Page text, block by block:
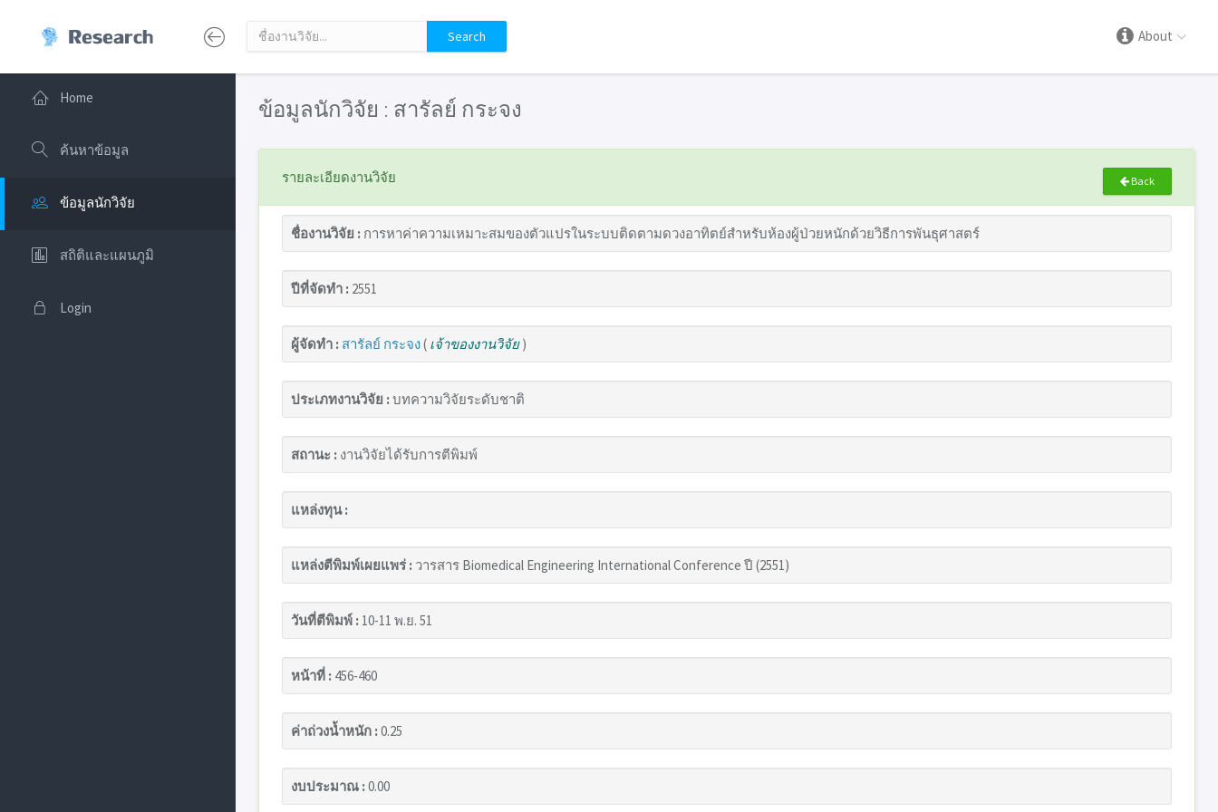
About
Home
ค้นหาข้อมูล
ข้อมูลนักวิจัย
สถิติและแผนภูมิ
Login
ข้อมูลนักวิจัย : สารัลย์ กระจง
รายละเอียดงานวิจัย Back
ชื่องานวิจัย : การหาค่าความเหมาะสมของตัวแปรในระบบติดตามดวงอาทิตย์สำหรับห้องผู้ป่วยหนักด้วยวิธีการพันธุศาสตร์
ปีที่จัดทำ : 2551
ผู้จัดทำ : สารัลย์ กระจง( เจ้าของงานวิจัย)
ประเภทงานวิจัย :บทความวิจัยระดับชาติ
สถานะ : งานวิจัยได้รับการตีพิมพ์
แหล่งทุน :
แหล่งตีพิมพ์เผยแพร่ : วารสาร Biomedical Engineering International Conference ปี (2551)
วันที่ตีพิมพ์ : 10-11 พ.ย. 51
หน้าที่ : 456-460
ค่าถ่วงน้ำหนัก :0.25
งบประมาณ :0.00